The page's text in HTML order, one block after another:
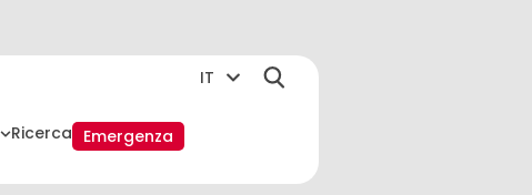
IT
Ricerca Emergenza